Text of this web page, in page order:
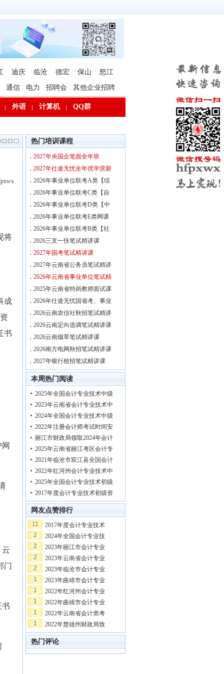
迪庆 临沧 德宏 保山 怒江
通信 电力 招聘会 其他企业招聘
外语 计算机 QQ群
将
成
书
云
门
书
热门培训课程
． 2027年央国企笔面全年班
． 2027年仕途无忧全年优学营新
． 2026年事业单位联考A类【综
． 2026年事业单位联考C类【自
． 2026年事业单位联考D类【中
． 2026年事业单位联考E类网课
． 2026年事业单位联考B类【社
． 2026三支一扶笔试精讲课
． 2027年国考笔试精讲课
． 2027年云南省公务员笔试精讲
． 2026年云南省事业单位笔试精
． 2025年云南省特岗教师面试课
． 2026年仕途无忧国省考、事业
． 2026云南农信社秋招笔试精讲
． 2026云南定向选调笔试精讲课
． 2026云南烟草笔试精讲课
． 2026南方电网秋招笔试精讲课
． 2027年银行校招笔试精讲课
本周热门阅读
2025年全国会计专业技术中级
2023年云南省会计专业技术中
2024年全国会计专业技术中级
2022年注册会计师考试时间安
丽江市财政局领取2024年会计
2025年云南省丽江考区会计专
2021年临沧市双江县全国会计
2022年红河州会计专业技术中
2025年全国会计专业技术初级
2017年度会计专业技术初级资
网友点赞排行
11
2017年度会计专业技术
2
2024年全国会计专业技
2
2023年丽江市会计专业
2
2023年云南省会计专业
2
2023年临沧市会计专业
1
2023年曲靖市会计专业
1
2022年红河州会计专业
1
2022年曲靖市会计专业
1
2022年云南省会计类考
1
2022年楚雄州财政局致
热门评论